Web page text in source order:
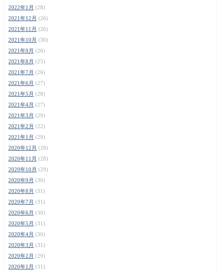
2022年1月 (28)
2021年12月 (26)
2021年11月 (26)
2021年10月 (30)
2021年9月 (26)
2021年8月 (25)
2021年7月 (26)
2021年6月 (27)
2021年5月 (28)
2021年4月 (27)
2021年3月 (29)
2021年2月 (22)
2021年1月 (29)
2020年12月 (28)
2020年11月 (28)
2020年10月 (29)
2020年9月 (30)
2020年8月 (31)
2020年7月 (31)
2020年6月 (30)
2020年5月 (31)
2020年4月 (30)
2020年3月 (31)
2020年2月 (29)
2020年1月 (31)